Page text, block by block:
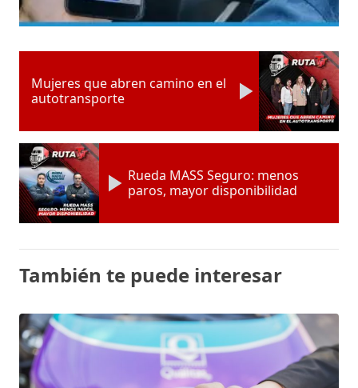
Mujeres que abren camino en el
autotransporte
Rueda MASS Seguro: menos
paros, mayor disponibilidad
También te puede interesar